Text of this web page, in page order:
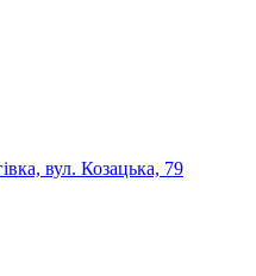
вул. Козацька, 79